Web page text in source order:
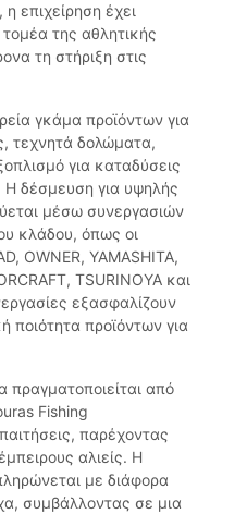
επιχείρηση έχει
της αθλητικής
τη στήριξη στις
γκάμα προϊόντων για
τεχνητά δολώματα,
για καταδύσεις
Η δέσμευση για υψηλής
μέσω συνεργασιών
κλάδου, όπως οι
OWNER, YAMASHITA,
TSURINOYA και
εξασφαλίζουν
ποιότητα προϊόντων για
πραγματοποιείται από
Fishing
παρέχοντας
αλιείς. Η
με διάφορα
συμβάλλοντας σε μια